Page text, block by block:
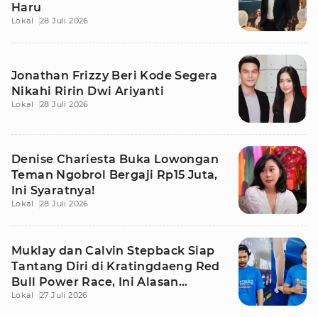
Haru
Lokal 28 Juli 2026
Jonathan Frizzy Beri Kode Segera
Nikahi Ririn Dwi Ariyanti
Lokal 28 Juli 2026
Denise Chariesta Buka Lowongan
Teman Ngobrol Bergaji Rp15 Juta,
Ini Syaratnya!
Lokal 28 Juli 2026
Muklay dan Calvin Stepback Siap
Tantang Diri di Kratingdaeng Red
Bull Power Race, Ini Alasan
Mereka!
Lokal 27 Juli 2026